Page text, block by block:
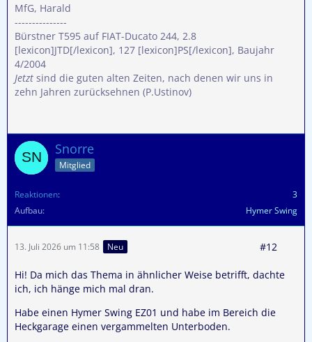
MfG, Harald
---------------
Bürstner T595 auf FIAT-Ducato 244, 2.8
[lexicon]JTD[/lexicon], 127 [lexicon]PS[/lexicon], Baujahr
4/2004
Jetzt sind die guten alten Zeiten, nach denen wir uns in
zehn Jahren zurücksehnen (P.Ustinov)
Snorre
Mitglied
Reaktionen
3
Aufbau
Hymer Swing
13. Juli 2026 um 11:58 Neu #12
Hi! Da mich das Thema in ähnlicher Weise betrifft, dachte
ich, ich hänge mich mal dran.
Habe einen Hymer Swing EZ01 und habe im Bereich die
Heckgarage einen vergammelten Unterboden.